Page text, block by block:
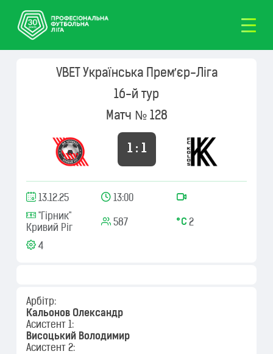
VBET Українська Премʼєр-Ліга
16-й тур
Матч № 128
1 : 1
13.12.25
13:00
"Гірник"
Кривий Ріг
587 2
4
Арбітр:
Кальонов Олександр
Асистент 1:
Висоцький Володимир
Асистент 2: